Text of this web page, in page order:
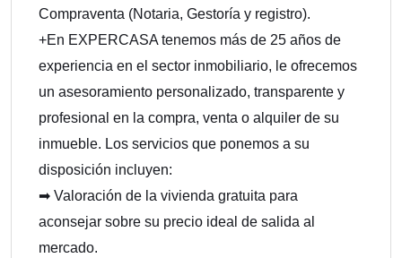
Compraventa (Notaria, Gestoría y registro).
+En EXPERCASA tenemos más de 25 años de
experiencia en el sector inmobiliario, le ofrecemos
un asesoramiento personalizado, transparente y
profesional en la compra, venta o alquiler de su
inmueble. Los servicios que ponemos a su
disposición incluyen:
➡ Valoración de la vivienda gratuita para
aconsejar sobre su precio ideal de salida al
mercado.